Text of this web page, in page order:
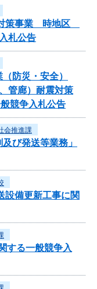
対策事業 時地区
札公告
防災・安全）
管廊）耐震対策
競争入札公告
会推進課
び発送等業務」
設備更新工事に関
する一般競争入